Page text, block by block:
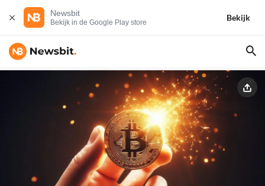
Newsbit
Bekijk in de Google Play store
Bekijk